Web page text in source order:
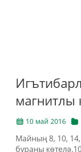
магнитлы
10 май 2016
Майның 8, 10,
бураны